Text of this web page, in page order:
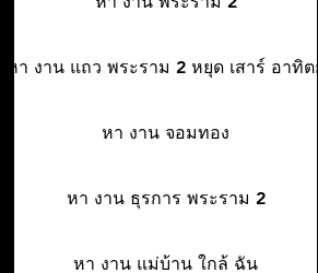
หา งาน แถว พระราม 2 หยุด เสาร์ อาทิตย์
หา งาน จอมทอง
หา งาน ธุรการ พระราม 2
หา งาน แม่บ้าน ใกล้ ฉัน